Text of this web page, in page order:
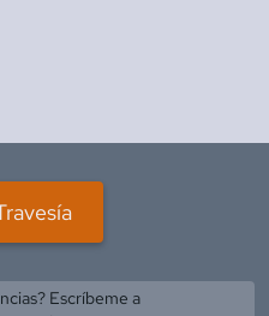
Escríbeme a